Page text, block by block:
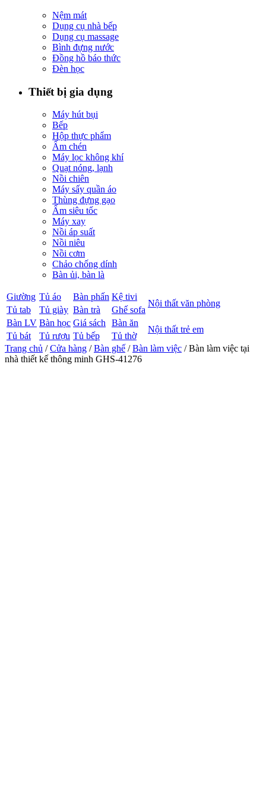
Nệm mát
Dụng cụ nhà bếp
Dụng cụ massage
Bình đựng nước
Đồng hồ báo thức
Đèn học
Thiết bị gia dụng
Máy hút bụi
Bếp
Hộp thực phẩm
Ấm chén
Máy lọc không khí
Quạt nóng, lạnh
Nồi chiên
Máy sấy quần áo
Thùng đựng gạo
Ấm siêu tốc
Máy xay
Nồi áp suất
Nồi niêu
Nồi cơm
Chảo chống dính
Bàn ủi, bàn là
Giường Tủ áo Bàn phấn Kệ tivi
Nội thất văn phòng
Tủ tab Tủ giày Bàn trà
Ghế sofa
Bàn LV Bàn học Giá sách Bàn ăn
Nội thất trẻ em
Tủ bát Tủ rượu Tủ bếp
Tủ thờ
Trang chủ /Cửa hàng /Bàn ghế /Bàn làm việc / Bàn làm việc tại
nhà thiết kế thông minh GHS-41276